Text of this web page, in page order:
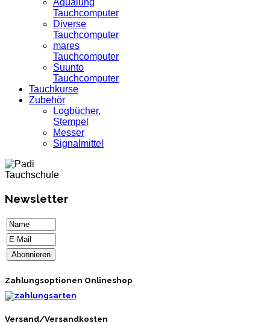
Tauchcomputer
Diverse
Tauchcomputer
mares
Tauchcomputer
Suunto
Tauchcomputer
Tauchkurse
Zubehör
Logbücher,
Stempel
Messer
Signalmittel
Newsletter
Zahlungsoptionen Onlineshop
Versand/Versandkosten